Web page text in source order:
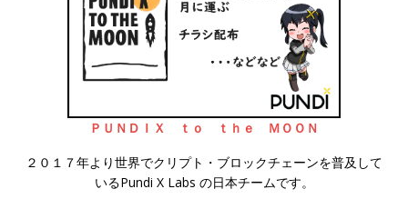
ＰＵＮＤＩＸ ｔｏ ｔｈｅ ＭＯＯＮ
２０１７年より世界でクリプト・ブロックチェーンを普及して
いるPundi X Labs の日本チームです。